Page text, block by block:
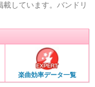
しています。バンドリ
楽曲効率データ一覧